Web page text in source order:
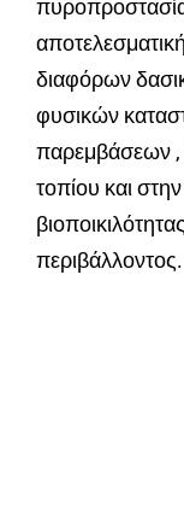
διαφόρων
φυσικών
παρεμβάσεων ,
τοπίου και
περιβάλλοντος.